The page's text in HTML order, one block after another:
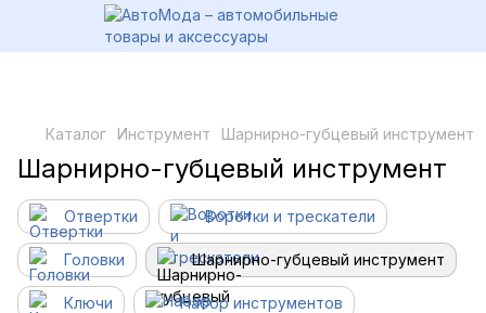
Каталог Инструмент Шарнирно-губцевый инструмент
Шарнирно-губцевый инструмент
Отвертки Воротки и трескатели
Головки Шарнирно-губцевый инструмент
Ключи Набор инструментов